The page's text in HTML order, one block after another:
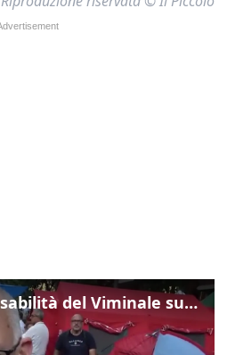
Gualtieri: "Responsabilità del Viminale su Spin Time? La posizione dei partiti è nota"